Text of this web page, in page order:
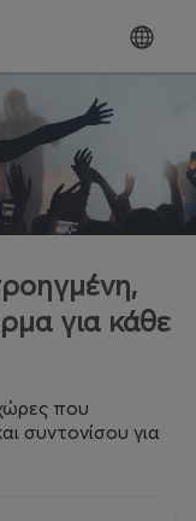
για κάθε
που
συντονίσου για